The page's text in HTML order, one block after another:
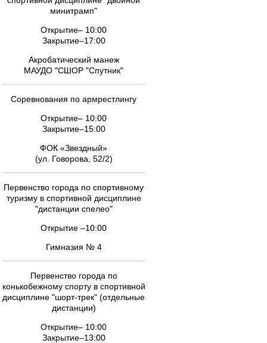
минитрамп"
Открытие– 10:00
Закрытие–17:00
Акробатический манеж
МАУДО "СШОР "Спутник"
Соревнования по армрестлингу
Открытие– 10:00
Закрытие–15:00
ФОК «Звездный»
(ул. Говорова, 52/2)
Первенство города по спортивному
туризму в спортивной дисциплине
"дистанции спелео"
Открытие –10:00
Гимназия № 4
Первенство города по
конькобежному спорту в спортивной
дисциплине "шорт-трек" (отдельные
дистанции)
Открытие– 10:00
Закрытие–13:00